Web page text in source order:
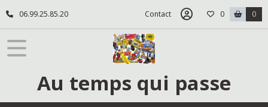
06.99.25.85.20 Contact 0 0
Au temps qui passe